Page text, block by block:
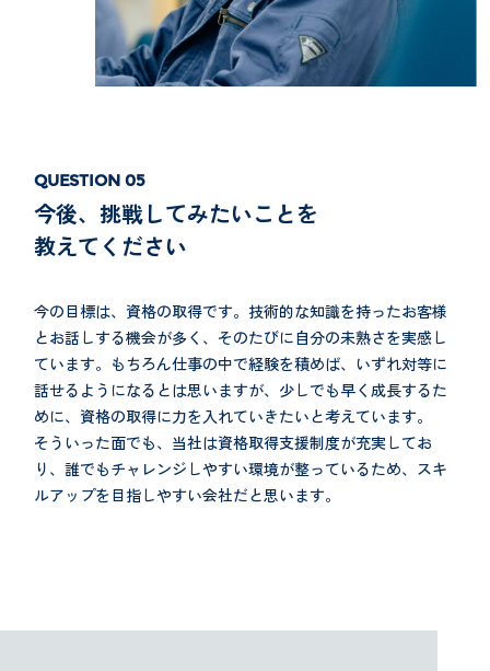
今後、挑戦してみたいことを
教えてください
今の目標は、資格の取得です。技術的な知識を持ったお客様
とお話しする機会が多く、そのたびに自分の未熟さを実感し
ています。もちろん仕事の中で経験を積めば、いずれ対等に
話せるようになるとは思いますが、少しでも早く成長するた
めに、資格の取得に力を入れていきたいと考えています。
そういった面でも、当社は資格取得支援制度が充実してお
り、誰でもチャレンジしやすい環境が整っているため、スキ
ルアップを目指しやすい会社だと思います。